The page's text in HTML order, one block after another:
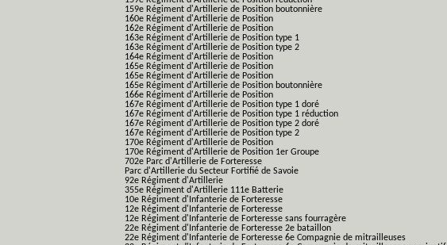
159e Régiment d'Artillerie de Position boutonnière
160e Régiment d'Artillerie de Position
162e Régiment d'Artillerie de Position
163e Régiment d'Artillerie de Position type 1
163e Régiment d'Artillerie de Position type 2
164e Régiment d'Artillerie de Position
165e Régiment d'Artillerie de Position
165e Régiment d'Artillerie de Position
165e Régiment d'Artillerie de Position boutonnière
166e Régiment d'Artillerie de Position
167e Régiment d'Artillerie de Position type 1 doré
167e Régiment d'Artillerie de Position type 1 réduction
167e Régiment d'Artillerie de Position type 2 doré
167e Régiment d'Artillerie de Position type 2
170e Régiment d'Artillerie de Position
170e Régiment d'Artillerie de Position 1er Groupe
702e Parc d'Artillerie de Forteresse
Parc d'Artillerie du Secteur Fortifié de Savoie
92e Régiment d'Artillerie
355e Régiment d'Artillerie 111e Batterie
10e Régiment d'Infanterie de Forteresse
12e Régiment d'Infanterie de Forteresse
12e Régiment d'Infanterie de Forteresse sans fourragère
22e Régiment d'Infanterie de Forteresse 2e bataillon
22e Régiment d'Infanterie de Forteresse 6e Compagnie de mitrailleuses